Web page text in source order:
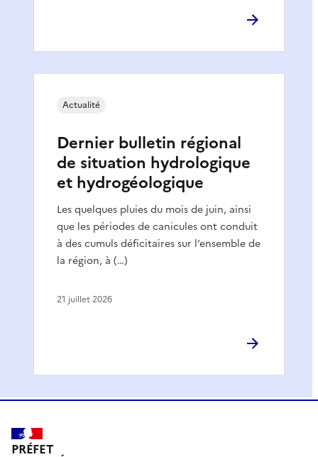
Dernier bulletin régional
de situation hydrologique
et hydrogéologique
Les quelques pluies du mois de juin, ainsi
que les périodes de canicules ont conduit
à des cumuls déficitaires sur l’ensemble de
la région, à (…)
Actualité
21 juillet 2026
PRÉFET